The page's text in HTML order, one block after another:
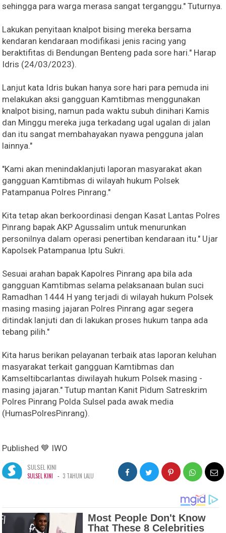
sehingga para warga merasa sangat terganggu." Tuturnya.
Lakukan penyitaan knalpot bising mereka bersama
kendaran kendaraan modifikasi jenis racing yang
beraktifitas di Bendungan Benteng pada sore hari." Harap
Idris (24/03/2023).
Lanjut kata Idris bukan hanya sore hari para pemuda ini
melakukan aksi gangguan Kamtibmas menggunakan
knalpot bising, namun pada waktu subuh dinihari Kamis
dan Minggu mereka juga terkadang ugal ugalan di jalan
dan itu sangat membahayakan nyawa pengguna jalan
lainnya."
"Kami akan menindaklanjuti laporan masyarakat akan
gangguan Kamtibmas di wilayah hukum Polsek
Patampanua Polres Pinrang."
Kita tetap akan berkoordinasi dengan Kasat Lantas Polres
Pinrang bapak AKP Agussalim untuk menurunkan
personilnya dalam operasi penertiban kendaraan itu." Ujar
Kapolsek Patampanua Iptu Sukri.
Sesuai arahan bapak Kapolres Pinrang apa bila ada
gangguan Kamtibmas selama pelaksanaan bulan suci
Ramadhan 1444 H yang terjadi di wilayah hukum Polsek
masing masing jajaran Polres Pinrang agar segera
ditindak lanjuti dan di lakukan proses hukum tanpa ada
tebang pilih."
Kita harus berikan pelayanan terbaik atas laporan keluhan
masyarakat terkait gangguan Kamtibmas dan
Kamseltibcarlantas diwilayah hukum Polsek masing -
masing jajaran." Tutup mantan Kanit Pidum Satreskrim
Polres Pinrang Polda Sulsel pada awak media
(HumasPolresPinrang).
Published 💙 IWO
SULSEL KINI
SULSEL KINI - 3 TAHUN LALU